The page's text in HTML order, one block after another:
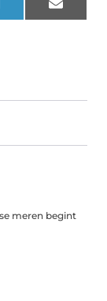
LinkedIn Email
meren begint